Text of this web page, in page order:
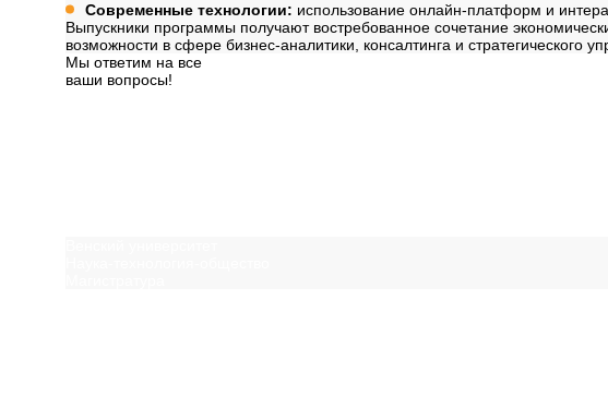
Современные технологии: использование онлайн-платформ и
Выпускники программы получают востребованное сочетание
возможности в сфере бизнес-аналитики, консалтинга и стратегического
Мы ответим на все
ваши вопросы!